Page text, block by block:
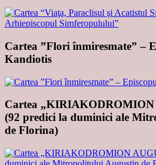
Cartea ”Flori înmiresmate” –
Kandiotis
Cartea
(92 predici la duminici ale
de Florina)